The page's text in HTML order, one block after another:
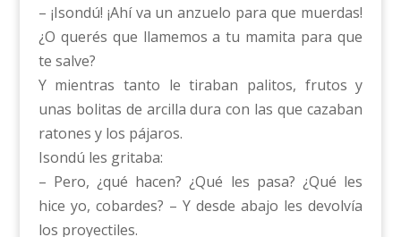
– ¡Isondú! ¡Ahí va un anzuelo para que muerdas!
¿O querés que llamemos a tu mamita para que
te salve?
Y mientras tanto le tiraban palitos, frutos y
unas bolitas de arcilla dura con las que cazaban
ratones y los pájaros.
Isondú les gritaba:
– Pero, ¿qué hacen? ¿Qué les pasa? ¿Qué les
hice yo, cobardes? – Y desde abajo les devolvía
los proyectiles.